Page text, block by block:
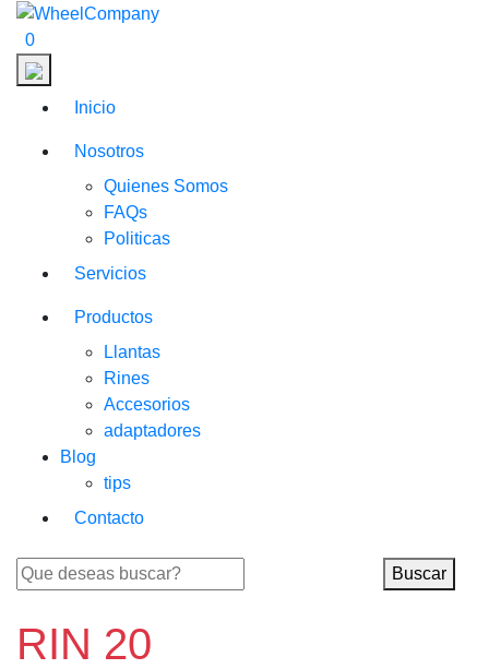
0
Inicio
Nosotros
Quienes Somos
FAQs
Politicas
Servicios
Productos
Llantas
Rines
Accesorios
adaptadores
Blog
tips
Contacto
Buscar
RIN 20